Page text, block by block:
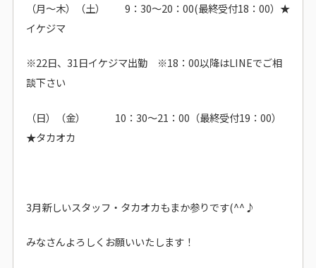
（月～木）（土） 9：30～20：00(最終受付18：00）★
イケジマ
※22日、31日イケジマ出勤 ※18：00以降はLINEでご相
談下さい
（日）（金） 10：30～21：00（最終受付19：00）
★タカオカ
3月新しいスタッフ・タカオカもまか参りです(^^♪
みなさんよろしくお願いいたします！